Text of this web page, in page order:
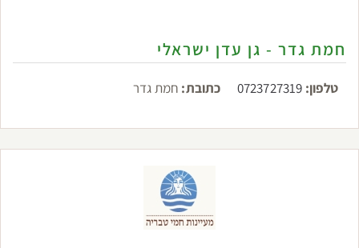
חמת גדר - גן עדן ישראלי
טלפון: 0723727319 כתובת: חמת גדר